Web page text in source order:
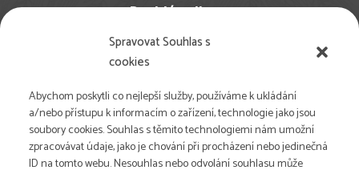
Spravovat Souhlas s
cookies
Abychom poskytli co nejlepší služby, používáme k ukládání
a/nebo přístupu k informacím o zařízení, technologie jako jsou
soubory cookies. Souhlas s těmito technologiemi nám umožní
zpracovávat údaje, jako je chování při procházení nebo jedinečná
ID na tomto webu. Nesouhlas nebo odvolání souhlasu může
Rychlé odkazy
Nejčastější dotazy
Pro studenty
Pro farmy
Newsletter
Volné pozice
Podpořte nás